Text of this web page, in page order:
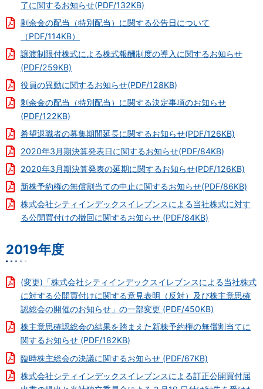
了に関するお知らせ(PDF/132KB)
剰余金の配当（特別配当）に関する公告日について
（PDF/114KB）
譲渡制限付株式による株式報酬制度の導入に関するお知らせ
(PDF/259KB)
役員の異動に関するお知らせ(PDF/128KB)
剰余金の配当（特別配当）に関する決定事項のお知らせ
(PDF/122KB)
希望退職者の募集期間延長に関するお知らせ(PDF/126KB)
2020年3月期決算発表日に関するお知らせ(PDF/84KB)
2020年3月期決算発表の延期に関するお知らせ(PDF/126KB)
新株予約権の無償割当ての中止に関するお知らせ(PDF/86KB)
株式会社シティインデックスイレブンスによる当社株式に対す
る公開買付けの撤回に関するお知らせ (PDF/84KB)
2019年度
(変更)「株式会社シティインデックスイレブンスによる当社株式
に対する公開買付けに関する意見表明（反対）及び株主意思確
認総会の開催のお知らせ」の一部変更 (PDF/450KB)
株主意思確認総会の結果を踏まえた新株予約権の無償割当てに
関するお知らせ (PDF/182KB)
臨時株主総会の決議に関するお知らせ (PDF/67KB)
株式会社シティインデックスイレブンスによる訂正公開買付届